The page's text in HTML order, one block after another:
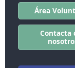
Área
Contacta